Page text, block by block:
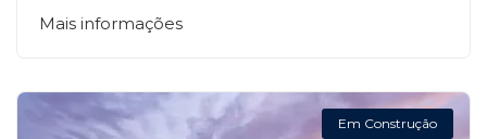
Mais informações
Em Construção